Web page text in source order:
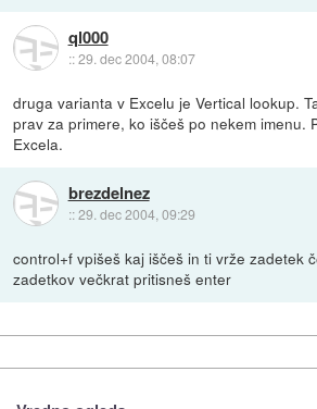
ql000
::29. dec 2004, 08:07
druga varianta v Excelu je Vertical lookup.
prav za primere, ko iščeš po nekem imenu.
Excela.
brezdelnez
::29. dec 2004, 09:29
control+f vpišeš kaj iščeš in ti vrže zadetek
zadetkov večkrat pritisneš enter